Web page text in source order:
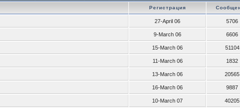
Регистрация
27-April 06 5706
9-March 06 6606
15-March 06 51104
11-March 06 1832
13-March 06 20565
16-March 06 9887
10-March 07 40205